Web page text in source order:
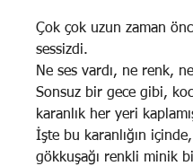
Çok çok uzun zaman
sessizdi.
Ne ses vardı, ne renk, ne
Sonsuz bir gece gibi,
karanlık her yeri
İşte bu karanlığın içinde,
gökkuşağı renkli minik